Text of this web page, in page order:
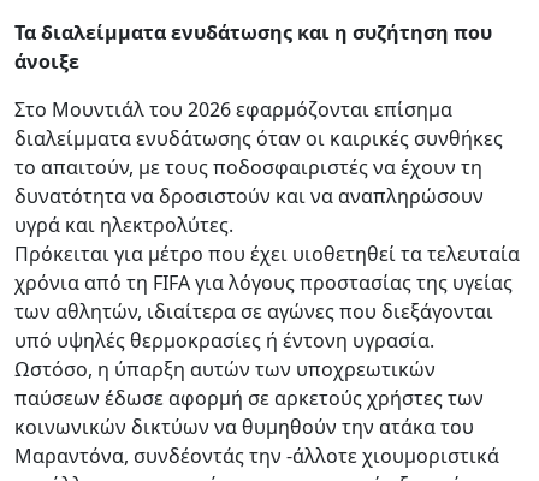
Τα διαλείμματα ενυδάτωσης και η συζήτηση που
άνοιξε
Στο Μουντιάλ του 2026 εφαρμόζονται επίσημα
διαλείμματα ενυδάτωσης όταν οι καιρικές συνθήκες
το απαιτούν, με τους ποδοσφαιριστές να έχουν τη
δυνατότητα να δροσιστούν και να αναπληρώσουν
υγρά και ηλεκτρολύτες.
Πρόκειται για μέτρο που έχει υιοθετηθεί τα τελευταία
χρόνια από τη FIFA για λόγους προστασίας της υγείας
των αθλητών, ιδιαίτερα σε αγώνες που διεξάγονται
υπό υψηλές θερμοκρασίες ή έντονη υγρασία.
Ωστόσο, η ύπαρξη αυτών των υποχρεωτικών
παύσεων έδωσε αφορμή σε αρκετούς χρήστες των
κοινωνικών δικτύων να θυμηθούν την ατάκα του
Μαραντόνα, συνδέοντάς την -άλλοτε χιουμοριστικά